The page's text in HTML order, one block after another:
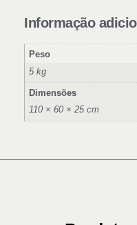
Informação
Peso
5 kg
Dimensões
110 × 60 × 25 cm